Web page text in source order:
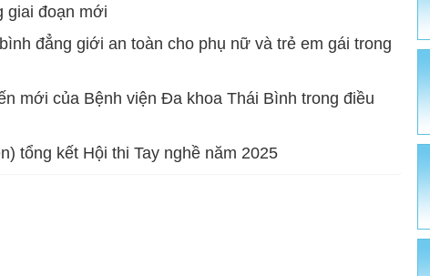
dưỡng - Phòng, chống bệnh không lây nhiễm
Tài liệu Truyền thông
giai đoạn mới
đẳng giới an toàn cho phụ nữ và trẻ em gái trong
mới của Bệnh viện Đa khoa Thái Bình trong điều
tổng kết Hội thi Tay nghề năm 2025